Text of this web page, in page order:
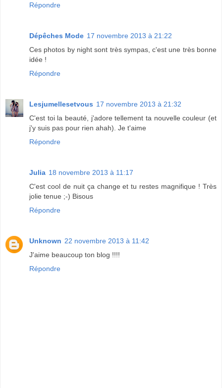
Répondre
Dépêches Mode 17 novembre 2013 à 21:22
Ces photos by night sont très sympas, c'est une très bonne
idée !
Répondre
Lesjumellesetvous 17 novembre 2013 à 21:32
C'est toi la beauté, j'adore tellement ta nouvelle couleur (et
j'y suis pas pour rien ahah). Je t'aime
Répondre
Julia 18 novembre 2013 à 11:17
C'est cool de nuit ça change et tu restes magnifique ! Très
jolie tenue ;-) Bisous
Répondre
Unknown 22 novembre 2013 à 11:42
J'aime beaucoup ton blog !!!!
Répondre